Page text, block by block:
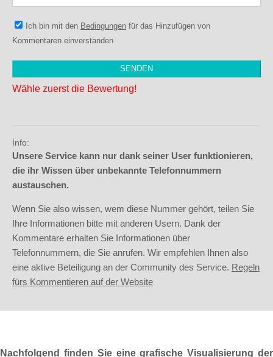
Ich bin mit den Bedingungen für das Hinzufügen von
Kommentaren einverstanden
Wähle zuerst die Bewertung!
Info:
Unsere Service kann nur dank seiner User funktionieren,
die ihr Wissen über unbekannte Telefonnummern
austauschen.
Wenn Sie also wissen, wem diese Nummer gehört, teilen Sie
Ihre Informationen bitte mit anderen Usern. Dank der
Kommentare erhalten Sie Informationen über
Telefonnummern, die Sie anrufen. Wir empfehlen Ihnen also
eine aktive Beteiligung an der Community des Service. Regeln
fürs Kommentieren auf der Website
Nachfolgend finden Sie eine grafische Visualisierung der